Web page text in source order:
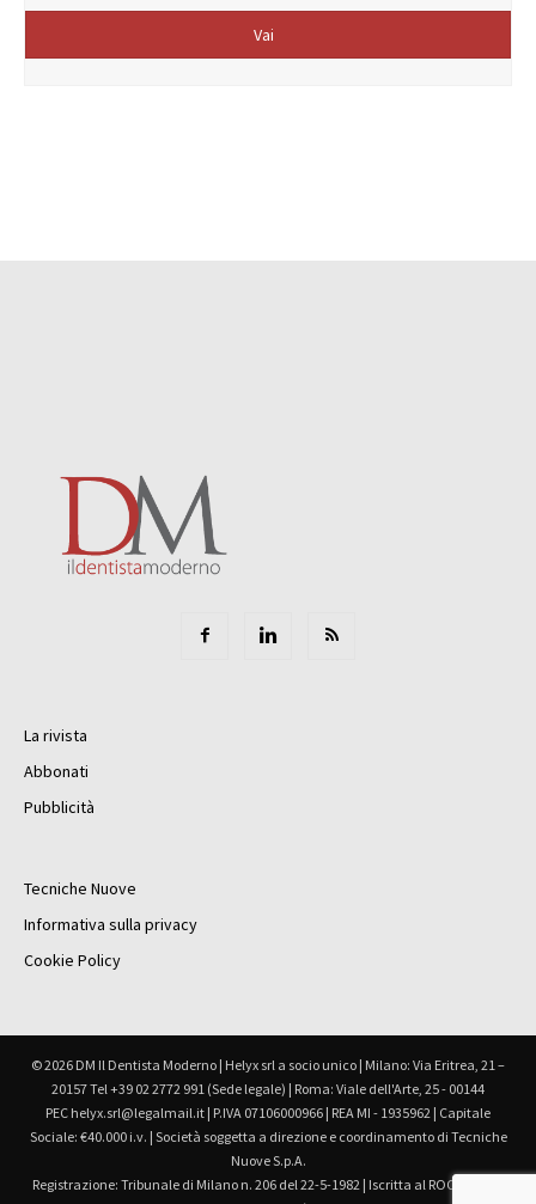
Vai
La rivista
Abbonati
Pubblicità
Tecniche Nuove
Informativa sulla privacy
Cookie Policy
© 2026 DM Il Dentista Moderno | Helyx srl a socio unico | Milano: Via Eritrea, 21 –
20157 Tel +39 02 2772 991 (Sede legale) | Roma: Viale dell'Arte, 25 - 00144
PEC helyx.srl@legalmail.it | P.IVA 07106000966 | REA MI - 1935962 | Capitale
Sociale: €40.000 i.v. | Società soggetta a direzione e coordinamento di Tecniche
Nuove S.p.A.
Registrazione: Tribunale di Milano n. 206 del 22-5-1982 | Iscritta al ROC Registro